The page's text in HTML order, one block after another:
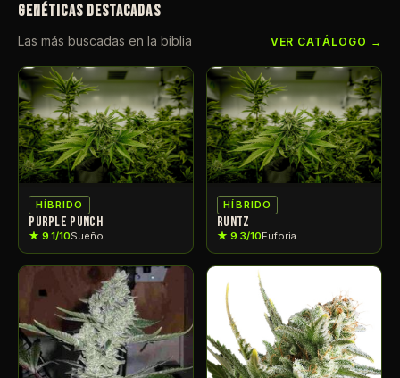
GENÉTICAS DESTACADAS
Las más buscadas en la biblia VER CATÁLOGO →
HÍBRIDO
PURPLE PUNCH
★ 9.1/10Sueño
HÍBRIDO
RUNTZ
★ 9.3/10Euforia